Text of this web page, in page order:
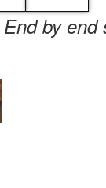
End by end